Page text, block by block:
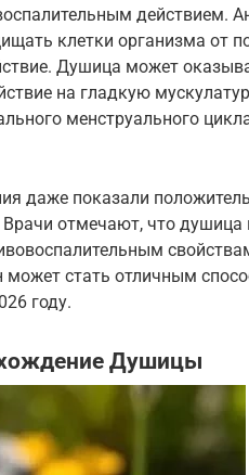
действием.
клетки организма от
Душица может
на гладкую
менструального
даже показали
отмечают, что душица
может стать отличным
году.
Душицы